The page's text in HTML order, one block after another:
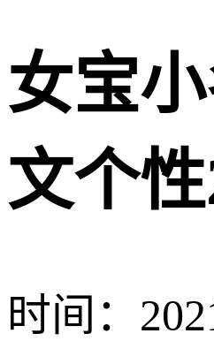
女宝
文个
时间：